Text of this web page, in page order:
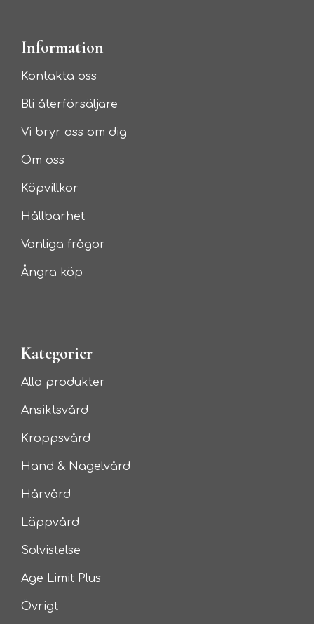
Information
Kontakta oss
Bli återförsäljare
Vi bryr oss om dig
Om oss
Köpvillkor
Hållbarhet
Vanliga frågor
Ångra köp
Kategorier
Alla produkter
Ansiktsvård
Kroppsvård
Hand & Nagelvård
Hårvård
Läppvård
Solvistelse
Age Limit Plus
Övrigt